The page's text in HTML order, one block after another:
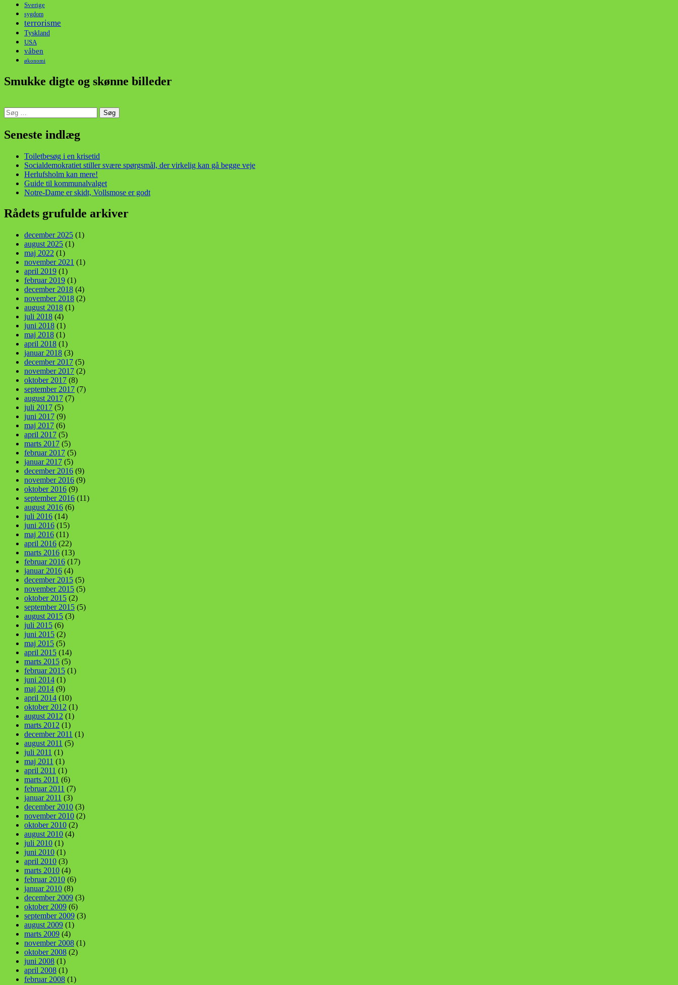
Sverige
sygdom
terrorisme
Tyskland
USA
våben
økonomi
Smukke digte og skønne billeder
Søg
efter:
Seneste indlæg
Toiletbesøg i en krisetid
Socialdemokratiet stiller svære spørgsmål, der virkelig kan gå begge veje
Herlufsholm kan mere!
Guide til kommunalvalget
Notre-Dame er skidt, Vollsmose er godt
Rådets grufulde arkiver
december 2025 (1)
august 2025 (1)
maj 2022 (1)
november 2021 (1)
april 2019 (1)
februar 2019 (1)
december 2018 (4)
november 2018 (2)
august 2018 (1)
juli 2018 (4)
juni 2018 (1)
maj 2018 (1)
april 2018 (1)
januar 2018 (3)
december 2017 (5)
november 2017 (2)
oktober 2017 (8)
september 2017 (7)
august 2017 (7)
juli 2017 (5)
juni 2017 (9)
maj 2017 (6)
april 2017 (5)
marts 2017 (5)
februar 2017 (5)
januar 2017 (5)
december 2016 (9)
november 2016 (9)
oktober 2016 (9)
september 2016 (11)
august 2016 (6)
juli 2016 (14)
juni 2016 (15)
maj 2016 (11)
april 2016 (22)
marts 2016 (13)
februar 2016 (17)
januar 2016 (4)
december 2015 (5)
november 2015 (5)
oktober 2015 (2)
september 2015 (5)
august 2015 (3)
juli 2015 (6)
juni 2015 (2)
maj 2015 (5)
april 2015 (14)
marts 2015 (5)
februar 2015 (1)
juni 2014 (1)
maj 2014 (9)
april 2014 (10)
oktober 2012 (1)
august 2012 (1)
marts 2012 (1)
december 2011 (1)
august 2011 (5)
juli 2011 (1)
maj 2011 (1)
april 2011 (1)
marts 2011 (6)
februar 2011 (7)
januar 2011 (3)
december 2010 (3)
november 2010 (2)
oktober 2010 (2)
august 2010 (4)
juli 2010 (1)
juni 2010 (1)
april 2010 (3)
marts 2010 (4)
februar 2010 (6)
januar 2010 (8)
december 2009 (3)
oktober 2009 (6)
september 2009 (3)
august 2009 (1)
marts 2009 (4)
november 2008 (1)
oktober 2008 (2)
juni 2008 (1)
april 2008 (1)
februar 2008 (1)